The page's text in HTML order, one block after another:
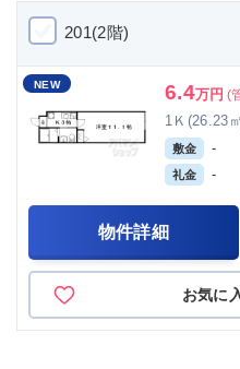
201(2階)
NEW 6.4万円 (
1Ｋ(26.23
敷金 -
礼金 -
物件詳細
お気に